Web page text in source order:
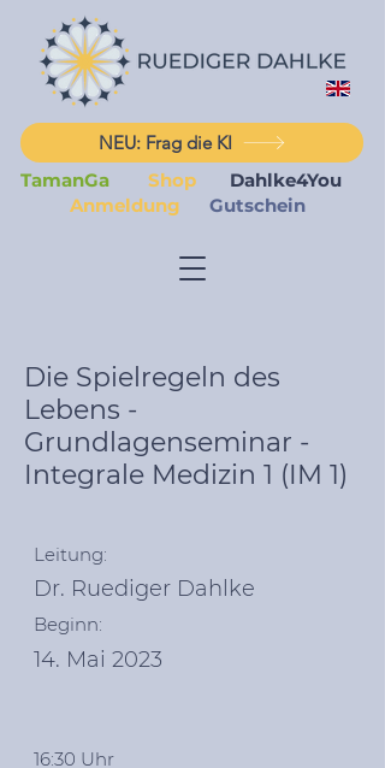
NEU: Frag die KI
TamanGa
Shop
Dahlke4You
Anmeldung
Gutschein
Die Spielregeln des
Lebens -
Grundlagenseminar -
Integrale Medizin 1 (IM 1)
Leitung:
Dr. Ruediger Dahlke
Beginn:
14. Mai 2023
16:30 Uhr